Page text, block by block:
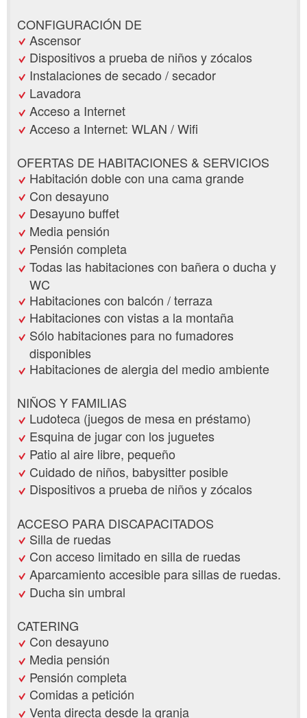
CONFIGURACIÓN DE
Ascensor
Dispositivos a prueba de niños y zócalos
Instalaciones de secado / secador
Lavadora
Acceso a Internet
Acceso a Internet: WLAN / Wifi
OFERTAS DE HABITACIONES & SERVICIOS
Habitación doble con una cama grande
Con desayuno
Desayuno buffet
Media pensión
Pensión completa
Todas las habitaciones con bañera o ducha y
WC
Habitaciones con balcón / terraza
Habitaciones con vistas a la montaña
Sólo habitaciones para no fumadores
disponibles
Habitaciones de alergia del medio ambiente
NIÑOS Y FAMILIAS
Ludoteca (juegos de mesa en préstamo)
Esquina de jugar con los juguetes
Patio al aire libre, pequeño
Cuidado de niños, babysitter posible
Dispositivos a prueba de niños y zócalos
ACCESO PARA DISCAPACITADOS
Silla de ruedas
Con acceso limitado en silla de ruedas
Aparcamiento accesible para sillas de ruedas.
Ducha sin umbral
CATERING
Con desayuno
Media pensión
Pensión completa
Comidas a petición
Venta directa desde la granja